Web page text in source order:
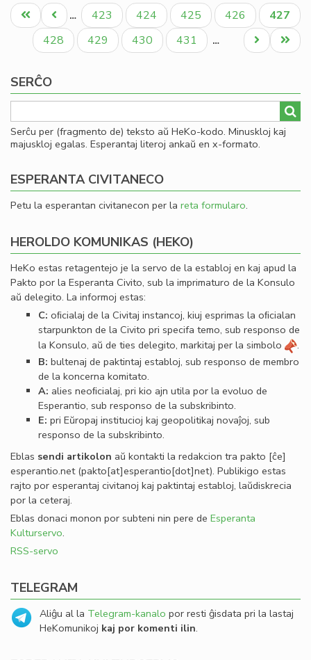
-
Pagination
Unua
paĝo
Antaŭa
paĝo
… Paĝo
423 Paĝo
424 Paĝo
425 Paĝo
426
Aktuala
paĝo
427
Paĝo
428 Paĝo
429 Paĝo
430 Paĝo
431 …
Last
page
Next
page
SERĈO
Serĉu per (fragmento de) teksto aŭ HeKo-kodo. Minuskloj kaj
majuskloj egalas. Esperantaj literoj ankaŭ en x-formato.
ESPERANTA CIVITANECO
Petu la esperantan civitanecon per la reta formularo.
HEROLDO KOMUNIKAS (HEKO)
HeKo estas retagentejo je la servo de la establoj en kaj apud la
Pakto por la Esperanta Civito, sub la imprimaturo de la Konsulo
aŭ delegito. La informoj estas:
C: oﬁcialaj de la Civitaj instancoj, kiuj esprimas la oﬁcialan
starpunkton de la Civito pri specifa temo, sub responso de
la Konsulo, aŭ de ties delegito, markitaj per la simbolo
.
B: bultenaj de paktintaj establoj, sub responso de membro
de la koncerna komitato.
A: alies neoﬁcialaj, pri kio ajn utila por la evoluo de
Esperantio, sub responso de la subskribinto.
E: pri Eŭropaj institucioj kaj geopolitikaj novaĵoj, sub
responso de la subskribinto.
Eblas sendi artikolon aŭ kontakti la redakcion tra pakto [ĉe]
esperantio.net(pakto[at]esperantio[dot]net). Publikigo estas
rajto por esperantaj civitanoj kaj paktintaj establoj, laŭdiskrecia
por la ceteraj.
Eblas donaci monon por subteni nin pere de Esperanta
Kulturservo.
RSS-servo
TELEGRAM
Aliĝu al la Telegram-kanalo por resti ĝisdata pri la lastaj
HeKomunikoj kaj por komenti ilin.